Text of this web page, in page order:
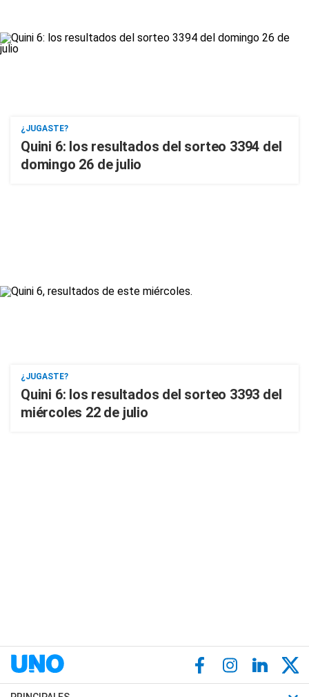
¿JUGASTE?
Quini 6: los resultados del sorteo 3394 del
domingo 26 de julio
¿JUGASTE?
Quini 6: los resultados del sorteo 3393 del
miércoles 22 de julio